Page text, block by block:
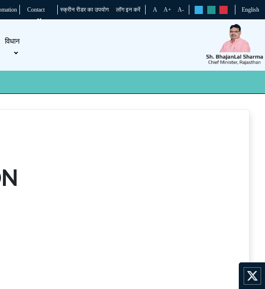
Contact स्क्रीन रीडर का उपयोग लॉग इन करें A A+ A- English
विधान